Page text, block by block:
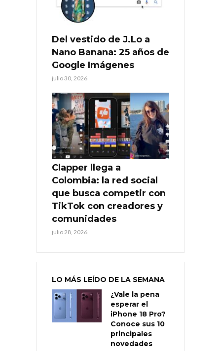
Del vestido de J.Lo a
Nano Banana: 25 años de
Google Imágenes
julio 30, 2026
Clapper llega a
Colombia: la red social
que busca competir con
TikTok con creadores y
comunidades
julio 28, 2026
LO MÁS LEÍDO DE LA SEMANA
¿Vale la pena
esperar el
iPhone 18 Pro?
Conoce sus 10
principales
novedades